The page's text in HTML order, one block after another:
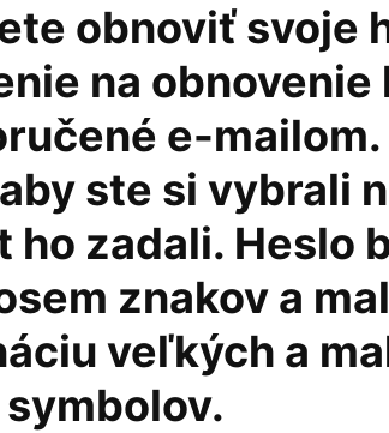
obnoviť svoje
na obnovenie
e-
ste si vybrali
ho zadali. Heslo
znakov a
veľkých a